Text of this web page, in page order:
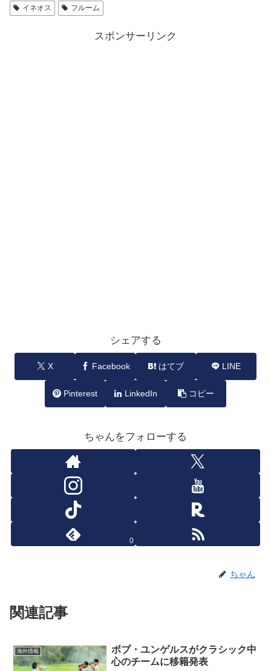
イネオス フルーム
スポンサーリンク
シェアする
X Facebook はてブ LINE
Pinterest LinkedIn コピー
ちゃんをフォローする
0
ちゃん
関連記事
海外情報
ボブ・ユンゲルスがクラシック中
心のチームに移籍発表